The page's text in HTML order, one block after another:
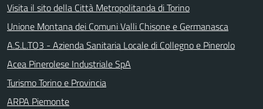
Visita il sito della Città Metropolitanda di Torino
Unione Montana dei Comuni Valli Chisone e Germanasca
A.S.L.TO3 - Azienda Sanitaria Locale di Collegno e Pinerolo
Acea Pinerolese Industriale SpA
Turismo Torino e Provincia
ARPA Piemonte